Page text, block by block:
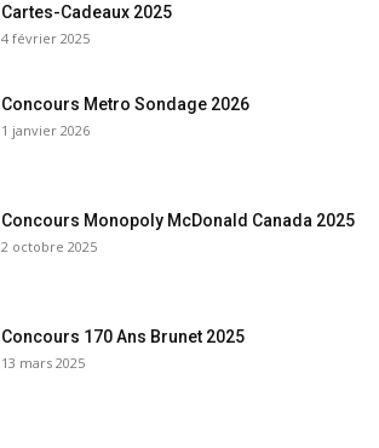
Cartes-Cadeaux 2025
4 février 2025
Concours Metro Sondage 2026
1 janvier 2026
Concours Monopoly McDonald Canada 2025
2 octobre 2025
Concours 170 Ans Brunet 2025
13 mars 2025